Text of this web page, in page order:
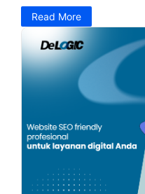
Read More